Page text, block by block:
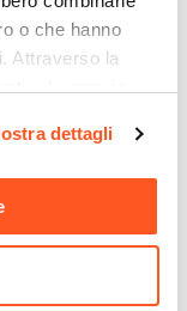
o che hanno
Attraverso la
a leggere la
dettagli